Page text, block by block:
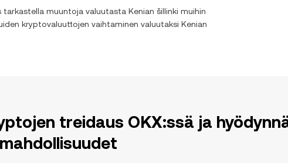
tarkastella muuntoja valuutasta Kenian šillinki muihin
kryptovaluuttojen vaihtaminen valuutaksi Kenian
treidaus OKX:ssä ja